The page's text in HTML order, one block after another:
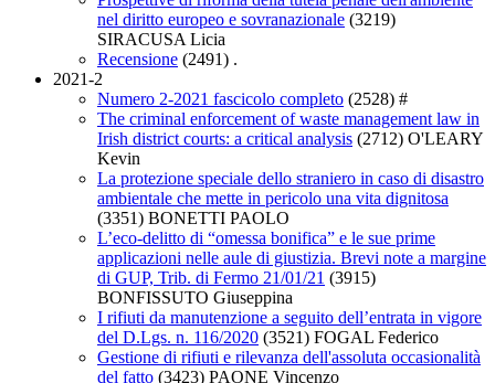
nel diritto europeo e sovranazionale (3219)
SIRACUSA Licia
Recensione (2491) .
2021-2
Numero 2-2021 fascicolo completo (2528) #
The criminal enforcement of waste management law in
Irish district courts: a critical analysis (2712) O'LEARY
Kevin
La protezione speciale dello straniero in caso di disastro
ambientale che mette in pericolo una vita dignitosa
(3351) BONETTI PAOLO
L’eco-delitto di “omessa bonifica” e le sue prime
applicazioni nelle aule di giustizia. Brevi note a margine
di GUP, Trib. di Fermo 21/01/21 (3915)
BONFISSUTO Giuseppina
I rifiuti da manutenzione a seguito dell’entrata in vigore
del D.Lgs. n. 116/2020 (3521) FOGAL Federico
Gestione di rifiuti e rilevanza dell'assoluta occasionalità
del fatto (3423) PAONE Vincenzo